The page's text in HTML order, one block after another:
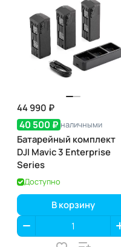
44 990 ₽
40 500 ₽ наличными
Батарейный комплект
DJI Mavic 3 Enterprise
Series
Доступно
В корзину